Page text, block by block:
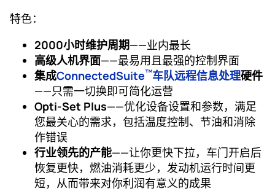
特色：
2000小时维护周期——业内最长
高级人机界面——最易用且最强的控制界面
集成ConnectedSuite™车队远程信息处理硬件
——只需一切换即可简化运营
Opti-Set Plus——优化设备设置和参数，满足
您最关心的需求，包括温度控制、节油和消除
作错误
行业领先的产能——让你更快下拉，车门开启后
恢复更快，燃油消耗更少，发动机运行时间更
短，从而带来对你利润有意义的成果